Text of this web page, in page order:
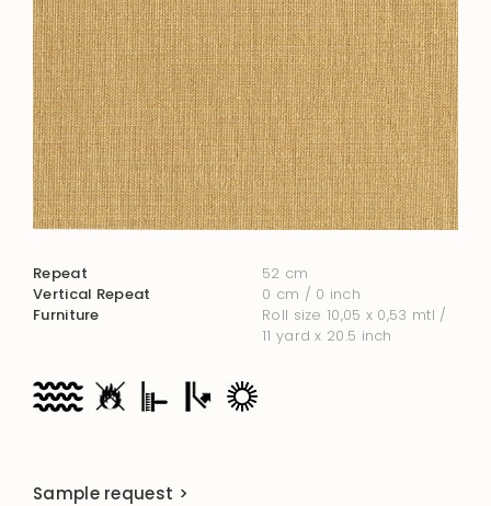
Repeat
52 cm
Vertical Repeat
0 cm / 0 inch
Furniture
Roll size 10,05 x 0,53 mtl /
11 yard x 20.5 inch
Sample request >